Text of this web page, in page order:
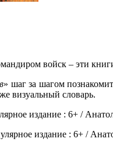
войск – эти
» шаг за шагом
визуальный словарь.
издание : 6+ /
издание : 6+ /